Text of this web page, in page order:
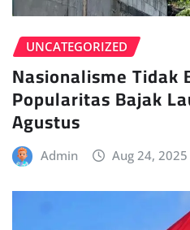
UNCATEGORIZED
Nasionalisme Tidak
Popularitas Bajak
Agustus
Admin Aug 24, 2025